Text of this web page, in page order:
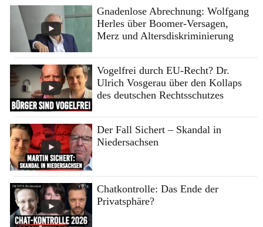
Gnadenlose Abrechnung: Wolfgang
Herles über Boomer-Versagen,
Merz und Altersdiskriminierung
Vogelfrei durch EU-Recht? Dr.
Ulrich Vosgerau über den Kollaps
des deutschen Rechtsschutzes
Der Fall Sichert – Skandal in
Niedersachsen
Chatkontrolle: Das Ende der
Privatsphäre?